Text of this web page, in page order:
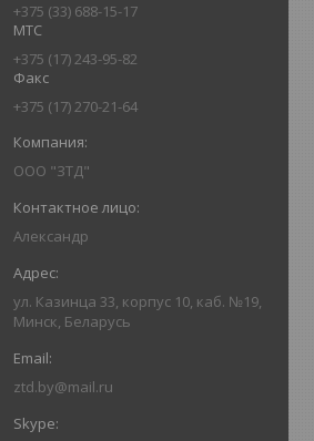
+375 (33) 688-15-17
МТС
+375 (17) 243-95-82
Факс
+375 (17) 270-21-64
ООО "ЗТД"
Александр
ул. Казинца 33, корпус 10, каб. №19,
Минск, Беларусь
ztd.by@mail.ru